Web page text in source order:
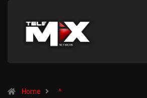
Home ^